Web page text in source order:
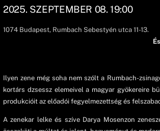
2025. SZEPTEMBER 08. 19:00
1074 Budapest, Rumbach Sebestyén utca 11-13.
Ilyen zene még soha nem szólt a Rumbach-
kortárs dzsessz elemeivel a magyar gyökereire
produkcióit az előadói fegyelmezettség és
A zenekar lelke és szíve Darya Mosenzon